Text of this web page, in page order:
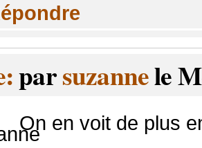
parsuzannele
On en voit de plus